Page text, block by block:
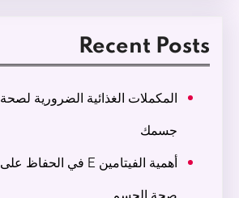
Recent Posts
المكملات الغذائية الضرورية لصحة
جسمك
أهمية الفيتامين E في الحفاظ على